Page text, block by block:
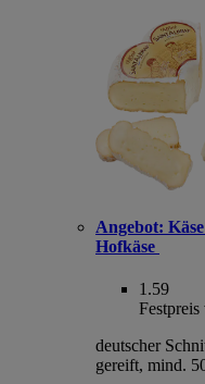
Angebot:
Hofkäse
1.59
deutscher
gereift, mind.